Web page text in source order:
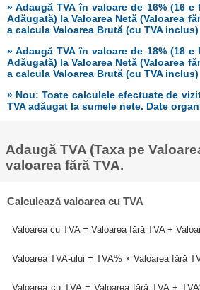
» Adaugă TVA în valoare de 16% (16 e
Adăugată) la Valoarea Netă (Valoarea
a calcula Valoarea Brută (cu TVA inclus)
» Adaugă TVA în valoare de 18% (18 e
Adăugată) la Valoarea Netă (Valoarea
a calcula Valoarea Brută (cu TVA inclus)
» Nou: Toate calculele efectuate de
TVA adăugat la sumele nete. Date
Adaugă TVA (Taxa pe
valoarea fără TVA.
Calculează valoarea cu TVA
Valoarea cu TVA = Valoarea fără TVA +
Valoarea TVA-ului = TVA% × Valoarea fără
Valoarea cu TVA = Valoarea fără TVA +